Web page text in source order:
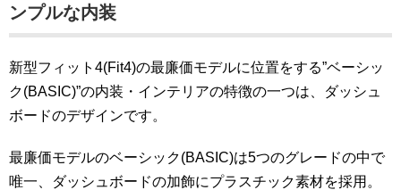
ンプルな内装
新型フィット4(Fit4)の最廉価モデルに位置をする”ベーシッ
ク(BASIC)”の内装・インテリアの特徴の一つは、ダッシュ
ボードのデザインです。
最廉価モデルのベーシック(BASIC)は5つのグレードの中で
唯一、ダッシュボードの加飾にプラスチック素材を採用。